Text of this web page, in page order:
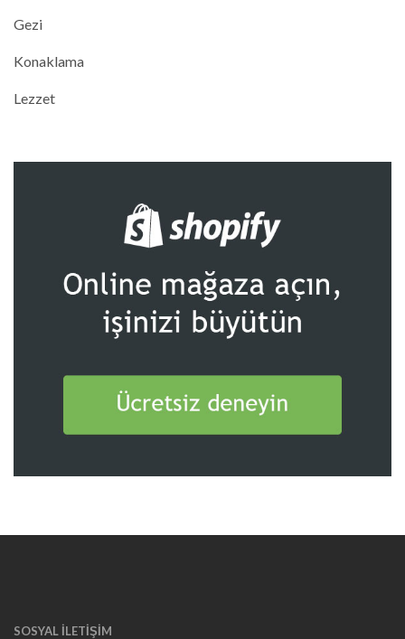
Gezi
Konaklama
Lezzet
SOSYAL İLETIŞIM